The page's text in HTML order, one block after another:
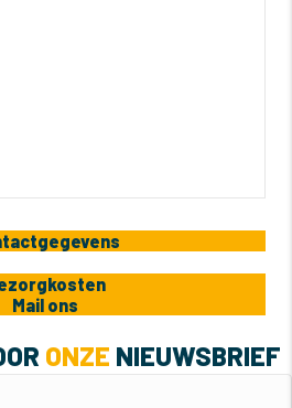
Mail ons
ONZE NIEUWSBRIEF